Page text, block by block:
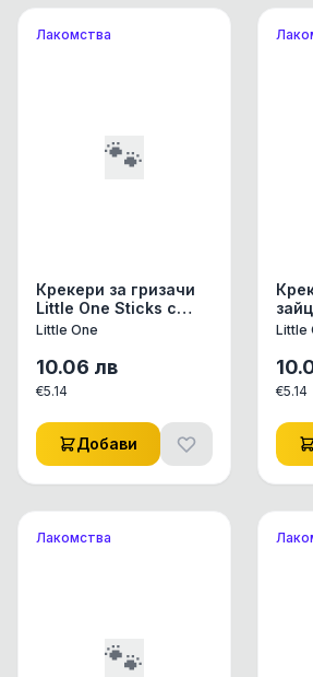
Лакомства
🐾
Крекери за гризачи
Little One Sticks с
ливадно сено и
110 гр.
Little One
10.06 лв
€5.14
Добави
Little
€5.14
Лакомства
🐾